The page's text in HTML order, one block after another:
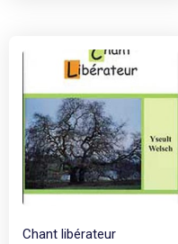
Chant libérateur